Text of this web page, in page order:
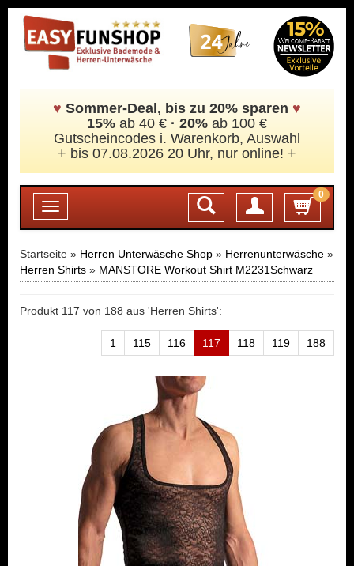
♥ Sommer-Deal, bis zu 20% sparen ♥
15% ab 40 € · 20% ab 100 €
Gutscheincodes i. Warenkorb, Auswahl
+ bis 07.08.2026 20 Uhr, nur online! +
Toggle
navigation
0
Login
Startseite » Herren Unterwäsche Shop » Herrenunterwäsche »
Herren Shirts » MANSTORE Workout Shirt M2231Schwarz
Produkt 117 von 188 aus 'Herren Shirts':
1 115 116 117 118 119 188